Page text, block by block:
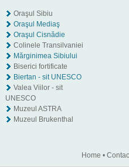
Oraşul Sibiu
Oraşul Mediaş
Oraşul Cisnădie
Colinele Transilvaniei
Mărginimea Sibiului
Biserici fortificate
Biertan - sit UNESCO
Valea Viilor - sit
UNESCO
Muzeul ASTRA
Muzeul Brukenthal
Home •